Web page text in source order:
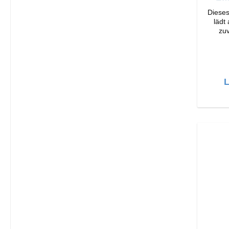
lädt